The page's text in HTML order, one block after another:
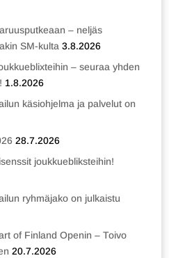
– neljäs
SM-kulta 3.8.2026
– seuraa yhden
1.8.2026
käsiohjelma ja palvelut on
28.7.2026
joukkuebliksteihin!
ryhmäjako on julkaistu
of Finland Openin – Toivo
20.7.2026